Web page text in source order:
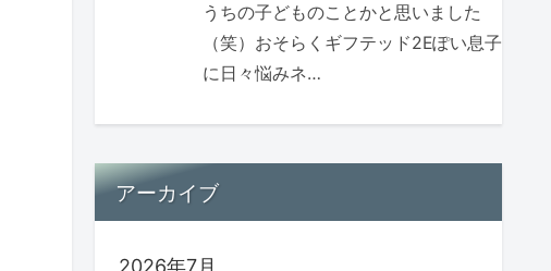
うちの子どものことかと思いました
（笑）おそらくギフテッド2Eぽい息子
に日々悩みネ…
アーカイブ
2026年7月